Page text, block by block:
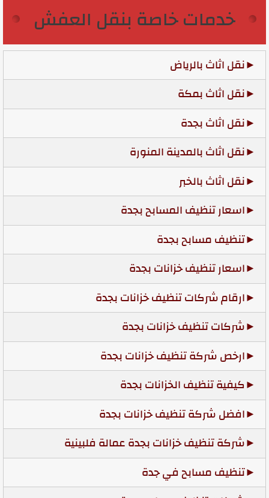
خدمات خاصة بنقل العفش
نقل اثاث بالرياض
نقل اثاث بمكة
نقل اثاث بجدة
نقل اثاث بالمدينة المنورة
نقل اثاث بالخبر
اسعار تنظيف المسابح بجدة
تنظيف مسابح بجدة
اسعار تنظيف خزانات بجدة
ارقام شركات تنظيف خزانات بجدة
شركات تنظيف خزانات بجدة
ارخص شركة تنظيف خزانات بجدة
كيفية تنظيف الخزانات بجدة
افضل شركة تنظيف خزانات بجدة
شركة تنظيف خزانات بجدة عمالة فلبينية
تنظيف مسابح في جدة